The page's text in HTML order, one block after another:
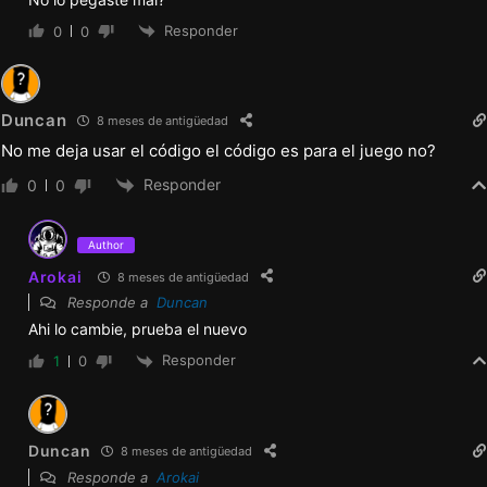
contenido;
▻Se añadieron mecenas de nivel Resident+.
¡Preparad vuestras estacas, agua bendita y
correas de cuero! ¡Nos vamos al castillo del
v0.6.0
▻Misión principal actualizada (más de 30
escenas aptas para todo público + opciones
▻Ruta de Ronda actualizada (3 escenas
0 0 Responder
Duncan 8 meses de antigüedad
No me deja usar el código el código es para el juego no?
0 0 Responder
Author
Arokai 8 meses de antigüedad
Responde a Duncan
Ahi lo cambie, prueba el nuevo
1 0 Responder
Duncan 8 meses de antigüedad
Responde a Arokai